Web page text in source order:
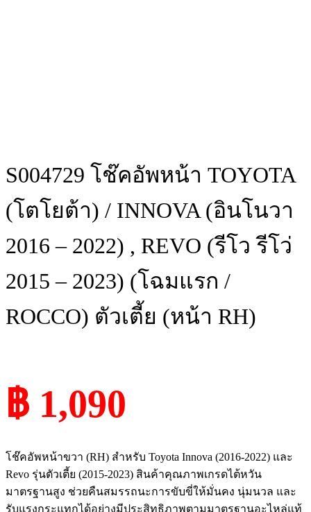
S004729 โช๊คอัพหน้า TOYOTA
(โตโยต้า) / INNOVA (อินโนวา
2016 – 2022) , REVO (รีโว รีโว่
2015 – 2023) (โฉมแรก /
ROCCO) ตัวเตี้ย (หน้า RH)
฿ 1,090
โช๊คอัพหน้าขวา (RH) สำหรับ Toyota Innova (2016-2022) และ
Revo รุ่นตัวเตี้ย (2015-2023) สินค้าคุณภาพเกรดไต้หวัน
มาตรฐานสูง ช่วยคืนสมรรถนะการขับขี่ให้มั่นคง นุ่มนวล และ
รับแรงกระแทกได้อย่างมีประสิทธิภาพตามมาตรฐานอะไหล่แท้